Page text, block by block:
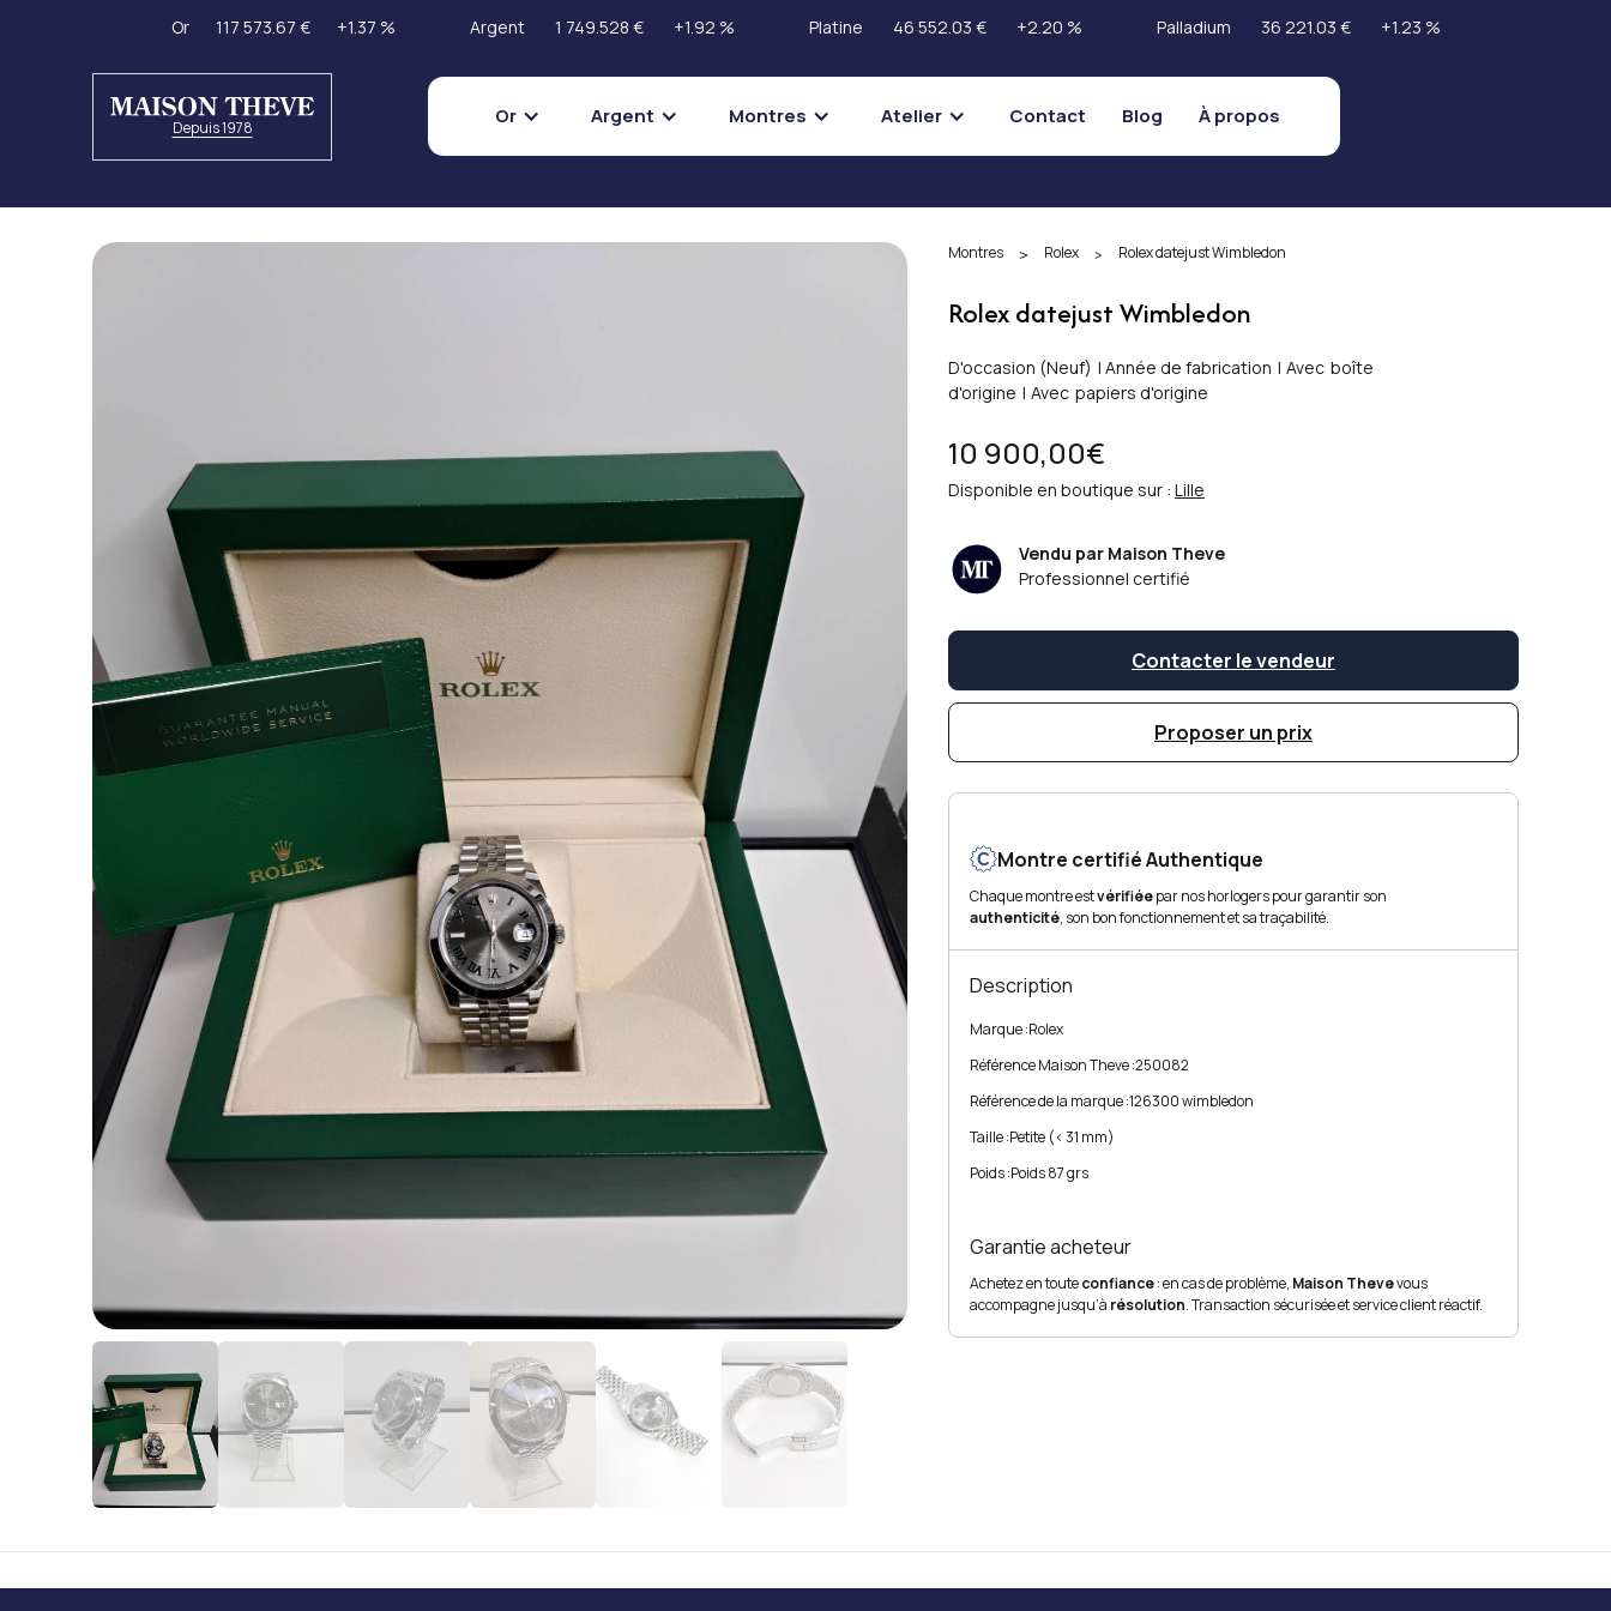
Or 117 573.67 € +1.37 % Argent 1 749.528 € +1.92 % Platine 46 552.03 € +2.20 % Palladium 36 221.03 € +1.23 %
Depuis 1978 Or Argent Montres Atelier Contact Blog À propos
Montres > Rolex > Rolex datejust Wimbledon
Rolex datejust Wimbledon
D'occasion (Neuf) | Année de fabrication | Avec boîte
d'origine | Avec papiers d'origine
10 900,00€
Disponible en boutique sur : Lille
Vendu par Maison Theve
Professionnel certifié
Contacter le vendeur
Proposer un prix
Montre certifié Authentique
Chaque montre estvérifiéepar nos horlogers pour garantir son
authenticité, son bon fonctionnement et sa traçabilité.
Description
Marque :Rolex
Référence Maison Theve :250082
Référence de la marque :126300 wimbledon
Taille :Petite (< 31 mm)
Poids :Poids 87 grs
Garantie acheteur
Achetez en touteconfiance: en cas de problème, Maison Thevevous
accompagne jusqu’à résolution. Transaction sécurisée et service client réactif.